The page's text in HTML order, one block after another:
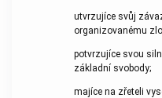
utvrzujíce svůj
organizovanému
potvrzujíce svou
základní svobody;
majíce na zřeteli